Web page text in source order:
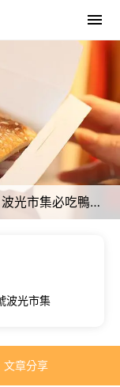
燒餅夾爆醬香鴨！新竹南寮「鴨飽堡」，波光市集必吃鴨肉漢堡。
波光市集
文章分享